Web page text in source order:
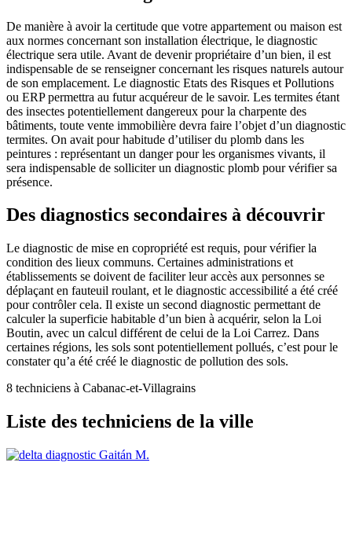
De manière à avoir la certitude que votre appartement ou maison est
aux normes concernant son installation électrique, le diagnostic
électrique sera utile. Avant de devenir propriétaire d’un bien, il est
indispensable de se renseigner concernant les risques naturels autour
de son emplacement. Le diagnostic Etats des Risques et Pollutions
ou ERP permettra au futur acquéreur de le savoir. Les termites étant
des insectes potentiellement dangereux pour la charpente des
bâtiments, toute vente immobilière devra faire l’objet d’un diagnostic
termites. On avait pour habitude d’utiliser du plomb dans les
peintures : représentant un danger pour les organismes vivants, il
sera indispensable de solliciter un diagnostic plomb pour vérifier sa
présence.
Des diagnostics secondaires à découvrir
Le diagnostic de mise en copropriété est requis, pour vérifier la
condition des lieux communs. Certaines administrations et
établissements se doivent de faciliter leur accès aux personnes se
déplaçant en fauteuil roulant, et le diagnostic accessibilité a été créé
pour contrôler cela. Il existe un second diagnostic permettant de
calculer la superficie habitable d’un bien à acquérir, selon la Loi
Boutin, avec un calcul différent de celui de la Loi Carrez. Dans
certaines régions, les sols sont potentiellement pollués, c’est pour le
constater qu’a été créé le diagnostic de pollution des sols.
8 techniciens à Cabanac-et-Villagrains
Liste des techniciens de la ville
Gaitán M.